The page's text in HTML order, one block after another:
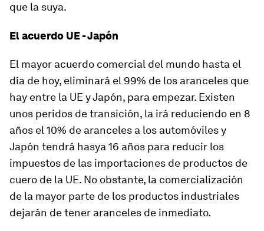
que la suya.
El acuerdo UE - Japón
El mayor acuerdo comercial del mundo hasta el
día de hoy, eliminará el 99% de los aranceles que
hay entre la UE y Japón, para empezar. Existen
unos peridos de transición, la irá reduciendo en 8
años el 10% de aranceles a los automóviles y
Japón tendrá hasya 16 años para reducir los
impuestos de las importaciones de productos de
cuero de la UE. No obstante, la comercialización
de la mayor parte de los productos industriales
dejarán de tener aranceles de inmediato.